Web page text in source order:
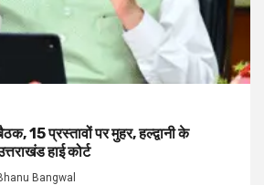
15 प्रस्तावों पर मुहर, हल्द्वानी के
हाई कोर्ट
Bangwal